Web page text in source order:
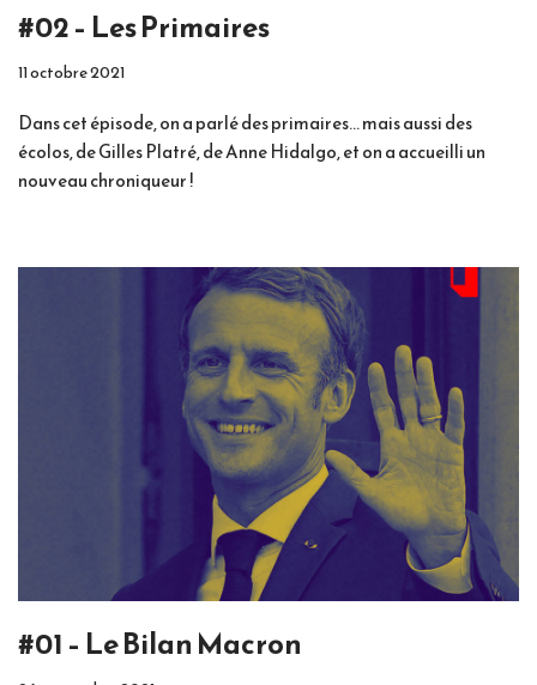
#02 – Les Primaires
11 octobre 2021
Dans cet épisode, on a parlé des primaires… mais aussi des
écolos, de Gilles Platré, de Anne Hidalgo, et on a accueilli un
nouveau chroniqueur !
#01 – Le Bilan Macron